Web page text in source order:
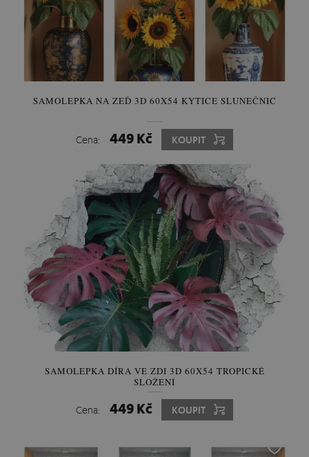
SAMOLEPKA NA ZEĎ 3D 60X54 KYTICE SLUNEČNIC
Cena: 449 Kč KOUPIT
SAMOLEPKA DÍRA VE ZDI 3D 60X54 TROPICKÉ
SLOŽENÍ
Cena: 449 Kč KOUPIT